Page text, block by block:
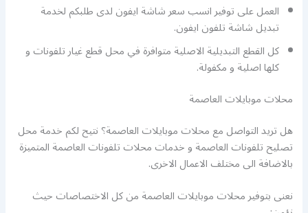
العمل على توفير انسب سعر شاشة ايفون لدى طلبكم لخدمة
تبديل شاشة تلفون ايفون.
كل القطع التبديلية الاصلية متوافرة في محل قطع غيار تلفونات و
كلها اصلية و مكفولة.
محلات موبايلات العاصمة
هل تريد التواصل مع محلات موبايلات العاصمة؟ نتيح لكم خدمة محل
تصليح تلفونات العاصمة و خدمات محلات تلفونات العاصمة المتميزة
بالاضافة الى مختلف الاعمال الاخرى.
نعنى بتوفير محلات موبايلات العاصمة من كل الاختصاصات حيث